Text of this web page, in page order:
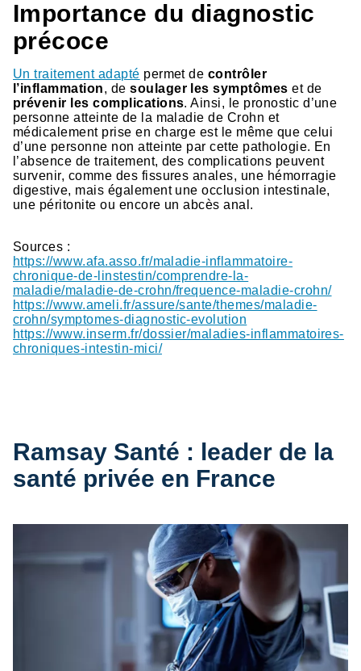
Importance du diagnostic
précoce
Un traitement adapté permet de contrôler
l’inflammation, desoulager les symptômes et de
prévenir les complications. Ainsi, le pronostic d’une
personne atteinte de la maladie de Crohn et
médicalement prise en charge est le même que celui
d’une personne non atteinte par cette pathologie. En
l’absence de traitement, des complications peuvent
survenir, comme des fissures anales, une hémorragie
digestive, mais également une occlusion intestinale,
une péritonite ou encore un abcès anal.
Sources :
https://www.afa.asso.fr/maladie-inflammatoire-
chronique-de-linstestin/comprendre-la-
maladie/maladie-de-crohn/frequence-maladie-crohn/
https://www.ameli.fr/assure/sante/themes/maladie-
crohn/symptomes-diagnostic-evolution
https://www.inserm.fr/dossier/maladies-inflammatoires-
chroniques-intestin-mici/
Ramsay Santé : leader de la
santé privée en France